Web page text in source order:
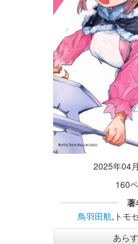
2025年04
160
著
鳥羽田航,トモ
あら